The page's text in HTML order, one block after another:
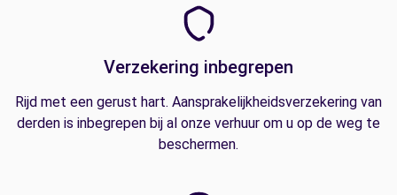
Verzekering inbegrepen
Rijd met een gerust hart. Aansprakelijkheidsverzekering van
derden is inbegrepen bij al onze verhuur om u op de weg te
beschermen.